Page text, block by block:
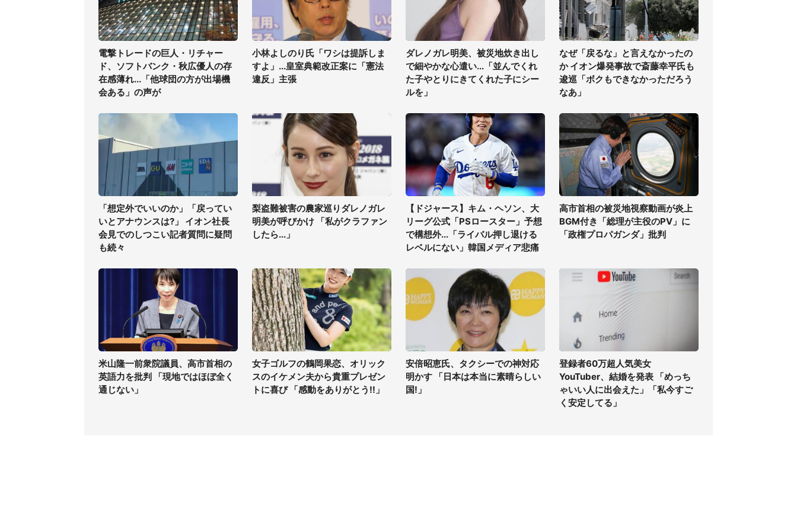
電撃トレードの巨人・リチャー
ド、ソフトバンク・秋広優人の存
在感薄れ...「他球団の方が出場機
会ある」の声が
小林よしのり氏「ワシは提訴しま
すよ」...皇室典範改正案に「憲法
違反」主張
ダレノガレ明美、被災地炊き出し
で細やかな心遣い...「並んでくれ
た子やとりにきてくれた子にシー
ルを」
なぜ「戻るな」と言えなかったの
か イオン爆発事故で斎藤幸平氏も
逡巡「ボクもできなかっただろう
なあ」
「想定外でいいのか」「戻ってい
いとアナウンスは?」 イオン社長
会見でのしつこい記者質問に疑問
も続々
梨盗難被害の農家巡りダレノガレ
明美が呼びかけ 「私がクラファン
したら...」
【ドジャース】キム・ヘソン、大
リーグ公式「PSロースター」予想
で構想外...「ライバル押し退ける
レベルにない」韓国メディア悲痛
高市首相の被災地視察動画が炎上
BGM付き「総理が主役のPV」に
「政権プロパガンダ」批判
米山隆一前衆院議員、高市首相の
英語力を批判 「現地ではほぼ全く
通じない」
女子ゴルフの鶴岡果恋、オリック
スのイケメン夫から貴重プレゼン
トに喜び 「感動をありがとう!!」
安倍昭恵氏、タクシーでの神対応
明かす 「日本は本当に素晴らしい
国!」
登録者60万超人気美女
YouTuber、結婚を発表 「めっち
ゃいい人に出会えた」「私今すご
く安定してる」